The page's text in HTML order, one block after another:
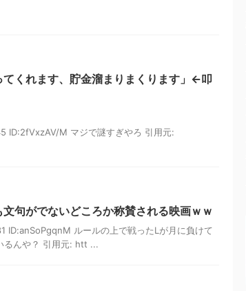
くれます、貯金溜まりまくります」←叩
ID:2fVxzAV/M マジで謎すぎやろ 引用元:
句がでないどころか称賛される映画ｗｗ
ID:anSoPgqnM ルールの上で戦ったLが月に負けて
るんや？ 引用元: htt ...